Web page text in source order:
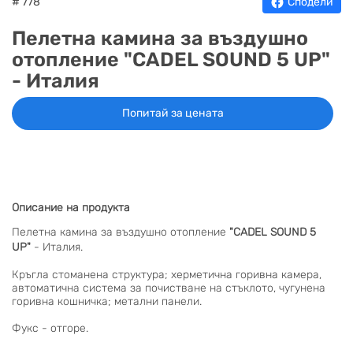
Пелетна камина за въздушно
отопление "CADEL SOUND 5 UP"
- Италия
Попитай за цената
Описание на продукта
Пелетна камина за въздушно отопление "CADEL SOUND 5
UP" - Италия.
Кръгла стоманена структура; херметична горивна камера,
автоматична система за почистване на стъклото, чугунена
горивна кошничка; метални панели.
Фукс - отгоре.